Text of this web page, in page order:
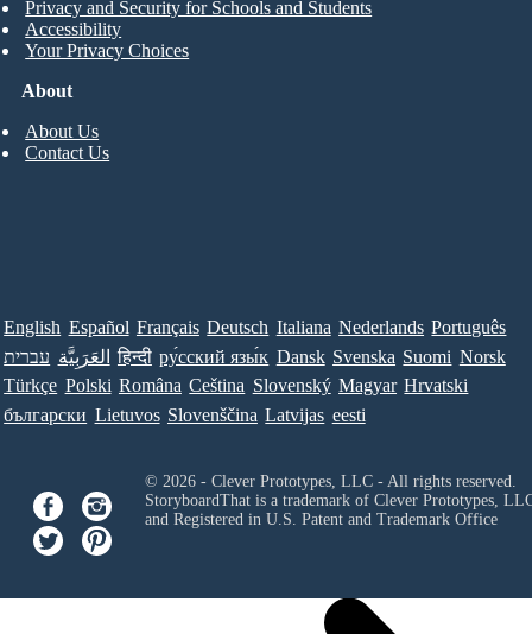
About
About Us
Contact Us
Privacy and Security for Schools and Students
Accessibility
Your Privacy Choices
English Español Français Deutsch Italiana Nederlands Português
עברית العَرَبِيَّة हिन्दी ру́сский язы́к Dansk Svenska Suomi Norsk
Türkçe Polski Româna Ceština Slovenský Magyar Hrvatski
български Lietuvos Slovenščina Latvijas eesti
© 2026 - Clever Prototypes, LLC - All rights reserved.
StoryboardThat is a trademark of Clever Prototypes,
and Registered in U.S. Patent and Trademark Office